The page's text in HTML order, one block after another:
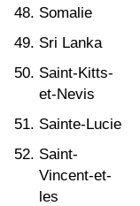
Somalie
Sri Lanka
Saint-Kitts-
et-Nevis
Sainte-Lucie
Saint-
Vincent-et-
les